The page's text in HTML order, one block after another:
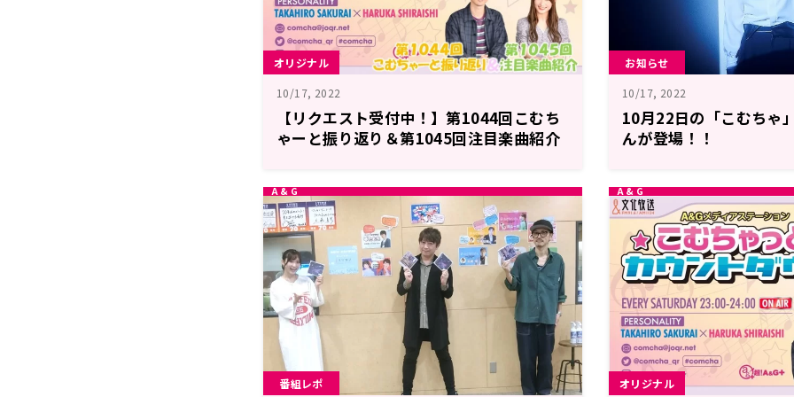
オリジナル
10/17, 2022
【リクエスト受付中！】第1044回こむち
ゃーと振り返り＆第1045回注目楽曲紹介
お知らせ
10/17, 2022
10月22日の「こむちゃ
んが登場！！
番組レポ オリジナル